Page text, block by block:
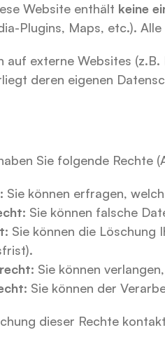
Website enthält keine
Plugins, Maps, etc.).
auf externe Websites
deren eigenen
Sie folgende Rechte
Sie können erfragen,
Sie können falsche
Sie können die Löschung
Sie können
Sie können der
dieser Rechte